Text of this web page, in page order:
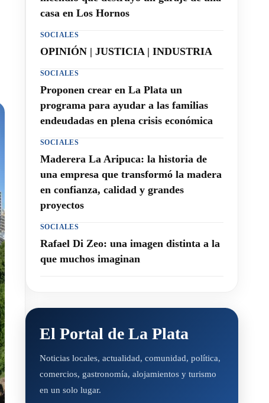
casa en Los Hornos
SOCIALES
OPINIÓN | JUSTICIA | INDUSTRIA
SOCIALES
Proponen crear en La Plata un
programa para ayudar a las familias
endeudadas en plena crisis económica
SOCIALES
Maderera La Aripuca: la historia de
una empresa que transformó la madera
en confianza, calidad y grandes
proyectos
SOCIALES
Rafael Di Zeo: una imagen distinta a la
que muchos imaginan
El Portal de La Plata
Noticias locales, actualidad, comunidad, política,
comercios, gastronomía, alojamientos y turismo
en un solo lugar.